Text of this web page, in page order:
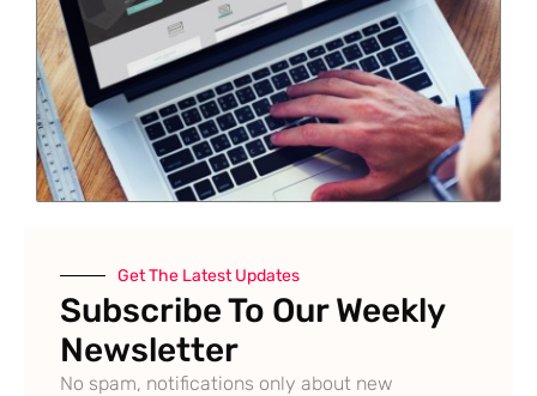
Get The Latest Updates
Subscribe To Our Weekly
Newsletter
No spam, notifications only about new